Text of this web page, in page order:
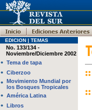
EDICION | TEMAS
No. 133/134 -
Noviembre/Diciembre 2002
• Tema de tapa
• Ciberzoo
• Movimiento Mundial por
los Bosques Tropicales
• América Latina
• Libros